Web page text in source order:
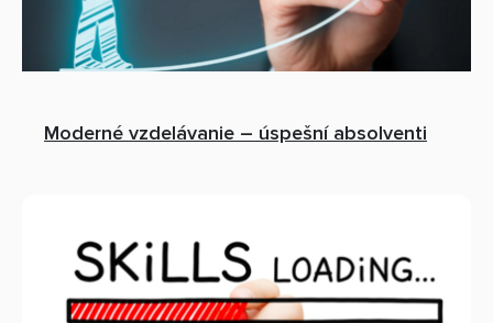
Moderné vzdelávanie – úspešní absolventi